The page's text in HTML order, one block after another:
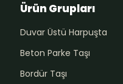
Ürün Grupları
Duvar Üstü Harpuşta
Beton Parke Taşı
Bordür Taşı